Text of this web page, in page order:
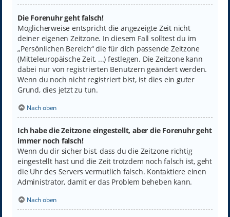
Die Forenuhr geht falsch!
Möglicherweise entspricht die angezeigte Zeit nicht
deiner eigenen Zeitzone. In diesem Fall solltest du im
„Persönlichen Bereich“ die für dich passende Zeitzone
(Mitteleuropäische Zeit, ...) festlegen. Die Zeitzone kann
dabei nur von registrierten Benutzern geändert werden.
Wenn du noch nicht registriert bist, ist dies ein guter
Grund, dies jetzt zu tun.
Nach oben
Ich habe die Zeitzone eingestellt, aber die Forenuhr geht
immer noch falsch!
Wenn du dir sicher bist, dass du die Zeitzone richtig
eingestellt hast und die Zeit trotzdem noch falsch ist, geht
die Uhr des Servers vermutlich falsch. Kontaktiere einen
Administrator, damit er das Problem beheben kann.
Nach oben